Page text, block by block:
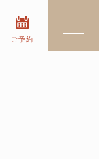
ご予約